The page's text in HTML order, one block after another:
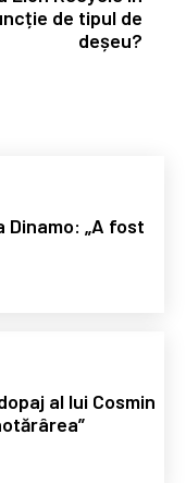
Dinamo: „A fost
al lui Cosmin
de tipul de
deșeu?